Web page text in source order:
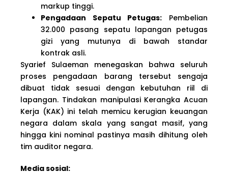
markup tinggi.
Pengadaan Sepatu Petugas: Pembelian
32.000 pasang sepatu lapangan petugas
gizi yang mutunya di bawah standar
kontrak asli.
Syarief Sulaeman menegaskan bahwa seluruh
proses pengadaan barang tersebut sengaja
dibuat tidak sesuai dengan kebutuhan riil di
lapangan. Tindakan manipulasi Kerangka Acuan
Kerja (KAK) ini telah memicu kerugian keuangan
negara dalam skala yang sangat masif, yang
hingga kini nominal pastinya masih dihitung oleh
tim auditor negara.
Media sosial: